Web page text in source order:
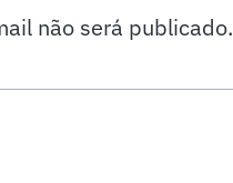
não será publicado.